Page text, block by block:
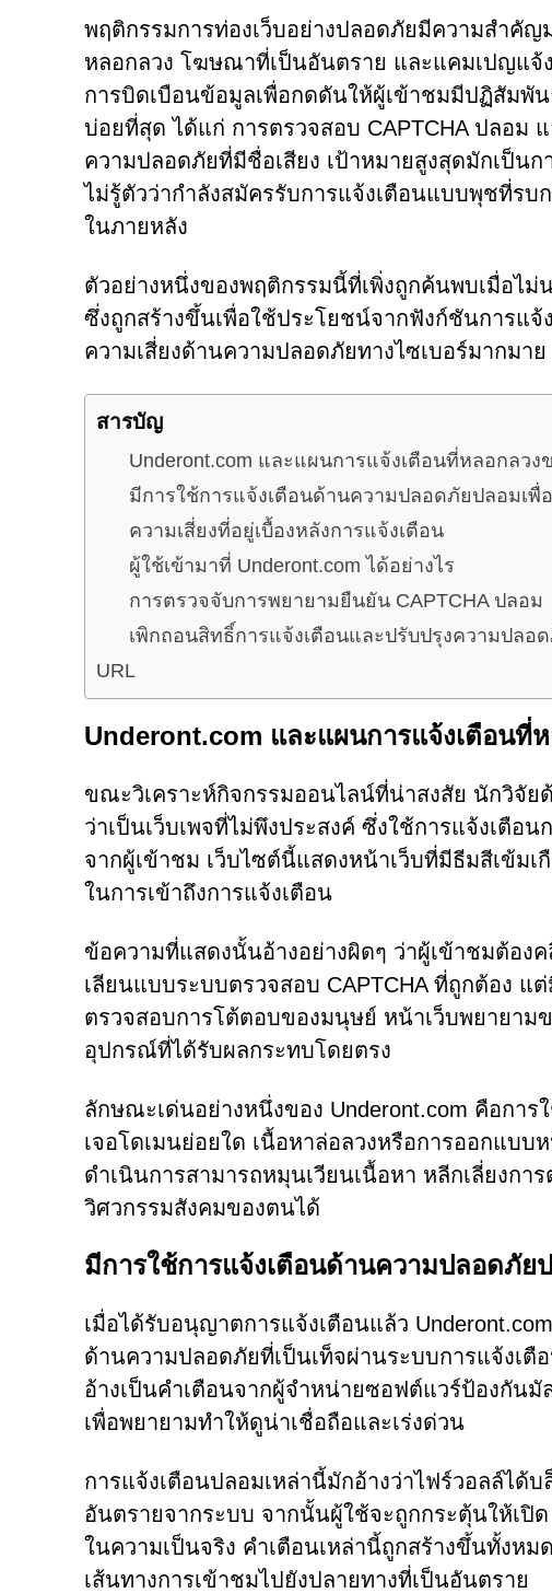
พฤติกรรมการท่องเว็บอย่างปลอดภัยมีความสำคัญ
หลอกลวง โฆษณาที่เป็นอันตราย และแคมเปญแจ้
การบิดเบือนข้อมูลเพื่อกดดันให้ผู้เข้าชมมีปฏิสัมพั
บ่อยที่สุด ได้แก่ การตรวจสอบ CAPTCHA ปลอ
ความปลอดภัยที่มีชื่อเสียง เป้าหมายสูงสุดมักเป็น
ไม่รู้ตัวว่ากำลังสมัครรับการแจ้งเตือนแบบพุชที่รบ
ในภายหลัง
ตัวอย่างหนึ่งของพฤติกรรมนี้ที่เพิ่งถูกค้นพบเมื่อไม่
ซึ่งถูกสร้างขึ้นเพื่อใช้ประโยชน์จากฟังก์ชันการแจ้
ความเสี่ยงด้านความปลอดภัยทางไซเบอร์มากมาย
สารบัญ
Underont.com และแผนการแจ้งเตือนที่หลอกลวง
มีการใช้การแจ้งเตือนด้านความปลอดภัยปลอมเพื่
ความเสี่ยงที่อยู่เบื้องหลังการแจ้งเตือน
ผู้ใช้เข้ามาที่ Underont.com ได้อย่างไร
การตรวจจับการพยายามยืนยัน CAPTCHA ปลอม
เพิกถอนสิทธิ์การแจ้งเตือนและปรับปรุงความปลอ
URL
Underont.com และแผนการแจ้งเตือนที่
ขณะวิเคราะห์กิจกรรมออนไลน์ที่น่าสงสัย นักวิจัย
ว่าเป็นเว็บเพจที่ไม่พึงประสงค์ ซึ่งใช้การแจ้งเตื
จากผู้เข้าชม เว็บไซต์นี้แสดงหน้าเว็บที่มีธีมสีเข้ม
ในการเข้าถึงการแจ้งเตือน
ข้อความที่แสดงนั้นอ้างอย่างผิดๆ ว่าผู้เข้าชมต้อ
เลียนแบบระบบตรวจสอบ CAPTCHA ที่ถูกต้อง
ตรวจสอบการโต้ตอบของมนุษย์ หน้าเว็บพยายาม
อุปกรณ์ที่ได้รับผลกระทบโดยตรง
ลักษณะเด่นอย่างหนึ่งของ Underont.com คือกา
เจอโดเมนย่อยใด เนื้อหาล่อลวงหรือการออกแบ
ดำเนินการสามารถหมุนเวียนเนื้อหา หลีกเลี่ยงก
วิศวกรรมสังคมของตนได้
มีการใช้การแจ้งเตือนด้านความปลอดภัย
เมื่อได้รับอนุญาตการแจ้งเตือนแล้ว
ด้านความปลอดภัยที่เป็นเท็จผ่านระบบการแจ้งเตื
อ้างเป็นคำเตือนจากผู้จำหน่ายซอฟต์แวร์ป้องกัน
เพื่อพยายามทำให้ดูน่าเชื่อถือและเร่งด่วน
การแจ้งเตือนปลอมเหล่านี้มักอ้างว่าไฟร์วอลล์ได้
อันตรายจากระบบ จากนั้นผู้ใช้จะถูกกระตุ้นให้เ
ในความเป็นจริง คำเตือนเหล่านี้ถูกสร้างขึ้นทั้งห
เส้นทางการเข้าชมไปยังปลายทางที่เป็นอันตราย